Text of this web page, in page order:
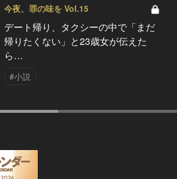
今夜、罪の味を Vol.15
デート帰り、タクシーの中で「まだ
帰りたくない」と23歳女が伝えた
ら…
#小説